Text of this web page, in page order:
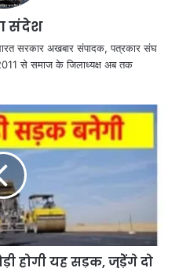
संदेश
सरकार अखबार संपादक, पत्रकार संघ
से समाज के जिलाध्यक्ष अब तक
होगी यह सड़क, जुड़ेेंगे दो